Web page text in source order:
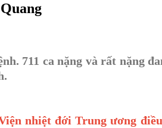
711 ca nặng và rất nặng
nhiệt đới Trung ương